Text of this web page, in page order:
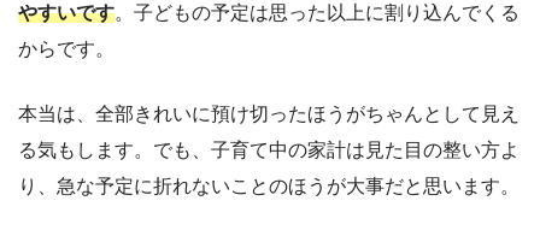
やすいです。子どもの予定は思った以上に割り込んでくる
からです。
本当は、全部きれいに預け切ったほうがちゃんとして見え
る気もします。でも、子育て中の家計は見た目の整い方よ
り、急な予定に折れないことのほうが大事だと思います。